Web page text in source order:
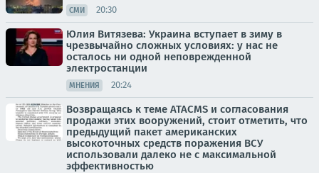
СМИ 20:30
Юлия Витязева: Украина вступает в зиму в
чрезвычайно сложных условиях: у нас не
осталось ни одной неповрежденной
электростанции
МНЕНИЯ 20:24
Возвращаясь к теме ATACMS и согласования
продажи этих вооружений, стоит отметить, что
предыдущий пакет американских
высокоточных средств поражения ВСУ
использовали далеко не с максимальной
эффективностью